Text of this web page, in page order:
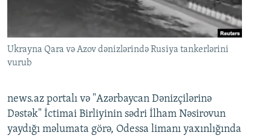
Ukrayna Qara və Azov dənizlərində Rusiya tankerlərini
vurub
news.az portalı və "Azərbaycan Dənizçilərinə
Dəstək" İctimai Birliyinin sədri İlham Nəsirovun
yaydığı məlumata görə, Odessa limanı yaxınlığında